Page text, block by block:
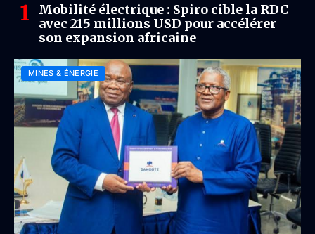
Mobilité électrique : Spiro cible la RDC
avec 215 millions USD pour accélérer
son expansion africaine
MINES & ÉNERGIE